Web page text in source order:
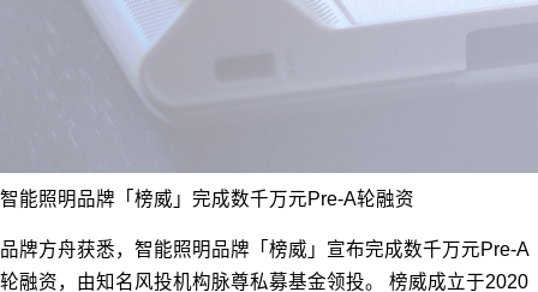
智能照明品牌「榜威」完成数千万元Pre-A轮融资
品牌方舟获悉，智能照明品牌「榜威」宣布完成数千万元Pre-A
轮融资，由知名风投机构脉尊私募基金领投。 榜威成立于2020